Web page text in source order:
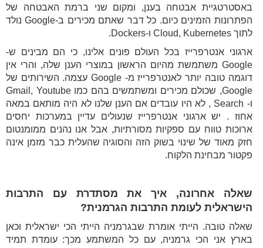
באסטרטגיית אבטחה בענן, ומקום שני ברמת האבטחה של
הפתרונות הזמינים כיום. כל דבר שאתם מכירים ב-Google נולד
לתוך Cloud, Kubernetes ו-Dockers.
ארגוני אנטרפרייז בכל העולם פונים אלינו, כי הם מבינים ש-
Google משתמשת מהיום הראשון במוצרי הענן שלה, והרי אין
דוגמה טובה יותר לאנטרפרייז מ- Google עצמה. השירותים של
Google, שכולם מכירים ומשתמשים בהם כמו Gmail, Youtube
ו- Search , לא היו עובדים אם הענן שלנו לא היה מותאם במאה
אחוז . יש ארגוני אנטרפרייז שנעולים עדיין במערכות יחסים
ארוכות טווח עם ספקיות מסורתיות, אבל אנו נהנים ממומנטום
חזק מאוד של שינוי בשוק הזה והסוגיה שהעלית כבר מזמן אינה
פקטור מבחינת הלקוח.
שאלה אחרונה, איך את מסתדרת עם התרבות
הישראלית לעומת התרבות הגרמנית?
שאלה טובה. הייתי אומרת שבגרמניה הייתי הכי ישראלית וכאן
בארץ אני הכי גרמניה, עם כל המשתמע מכך: עומדת תמיד